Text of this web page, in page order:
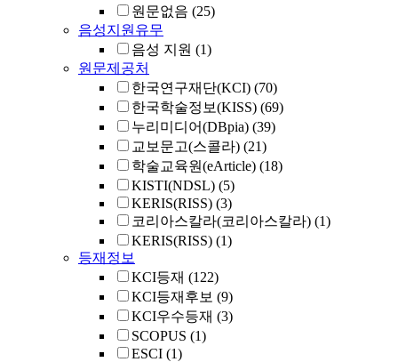
원문없음 (25)
음성지원유무
음성 지원 (1)
원문제공처
한국연구재단(KCI) (70)
한국학술정보(KISS) (69)
누리미디어(DBpia) (39)
교보문고(스콜라) (21)
학술교육원(eArticle) (18)
KISTI(NDSL) (5)
KERIS(RISS) (3)
코리아스칼라(코리아스칼라) (1)
KERIS(RISS) (1)
등재정보
KCI등재 (122)
KCI등재후보 (9)
KCI우수등재 (3)
SCOPUS (1)
ESCI (1)